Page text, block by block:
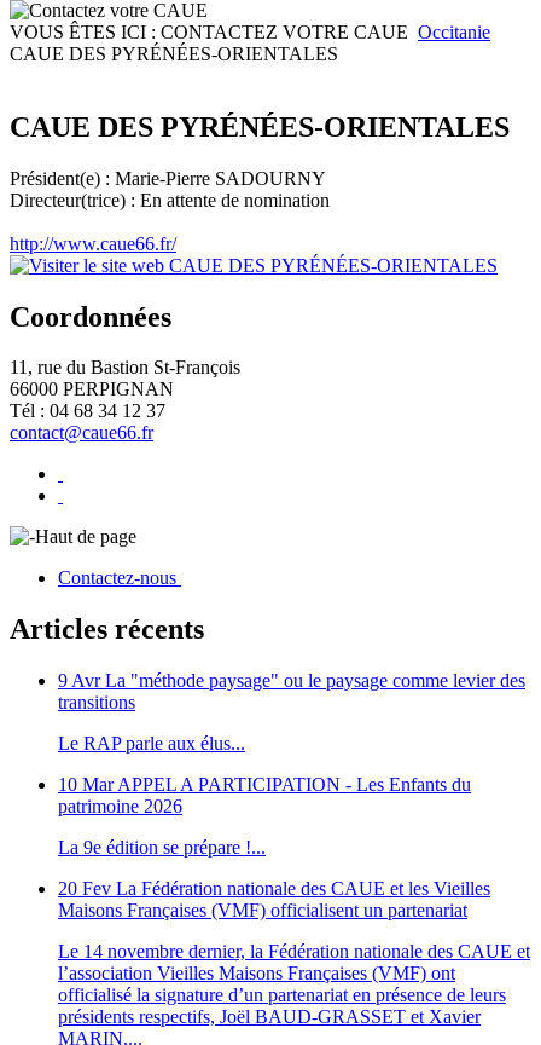
VOUS ÊTES ICI : CONTACTEZ VOTRE CAUE Occitanie
CAUE DES PYRÉNÉES-ORIENTALES
CAUE DES PYRÉNÉES-ORIENTALES
Président(e) : Marie-Pierre SADOURNY
Directeur(trice) : En attente de nomination
http://www.caue66.fr/
Coordonnées
11, rue du Bastion St-François
66000 PERPIGNAN
Tél : 04 68 34 12 37
contact@caue66.fr
Haut de page
Contactez-nous
Articles récents
9 Avr La "méthode paysage" ou le paysage comme levier des
transitions
Le RAP parle aux élus...
10 Mar APPEL A PARTICIPATION - Les Enfants du
patrimoine 2026
La 9e édition se prépare !...
20 Fev La Fédération nationale des CAUE et les Vieilles
Maisons Françaises (VMF) officialisent un partenariat
Le 14 novembre dernier, la Fédération nationale des CAUE et
l’association Vieilles Maisons Françaises (VMF) ont
officialisé la signature d’un partenariat en présence de leurs
présidents respectifs, Joël BAUD-GRASSET et Xavier
MARIN....